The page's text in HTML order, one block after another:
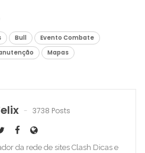
Bull
Evento Combate
Mapas
3738 Posts
da rede de sites Clash Dicas e